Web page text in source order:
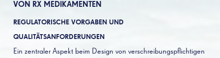
VON RX MEDIKAMENTEN
REGULATORISCHE VORGABEN UND
QUALITÄTSANFORDERUNGEN
Ein zentraler Aspekt beim Design von verschreibungspflichtigen